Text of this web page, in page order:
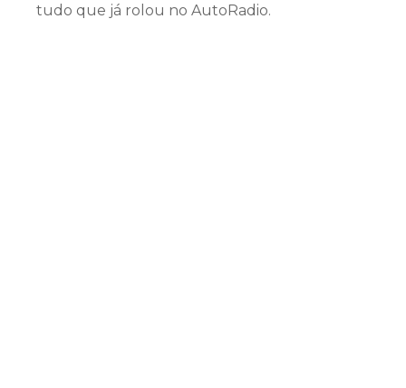
tudo que já rolou no AutoRadio.